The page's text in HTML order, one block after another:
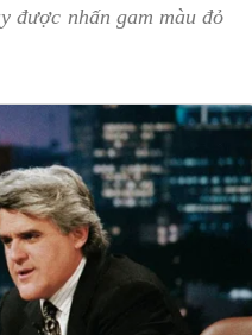
được nhấn gam màu đỏ